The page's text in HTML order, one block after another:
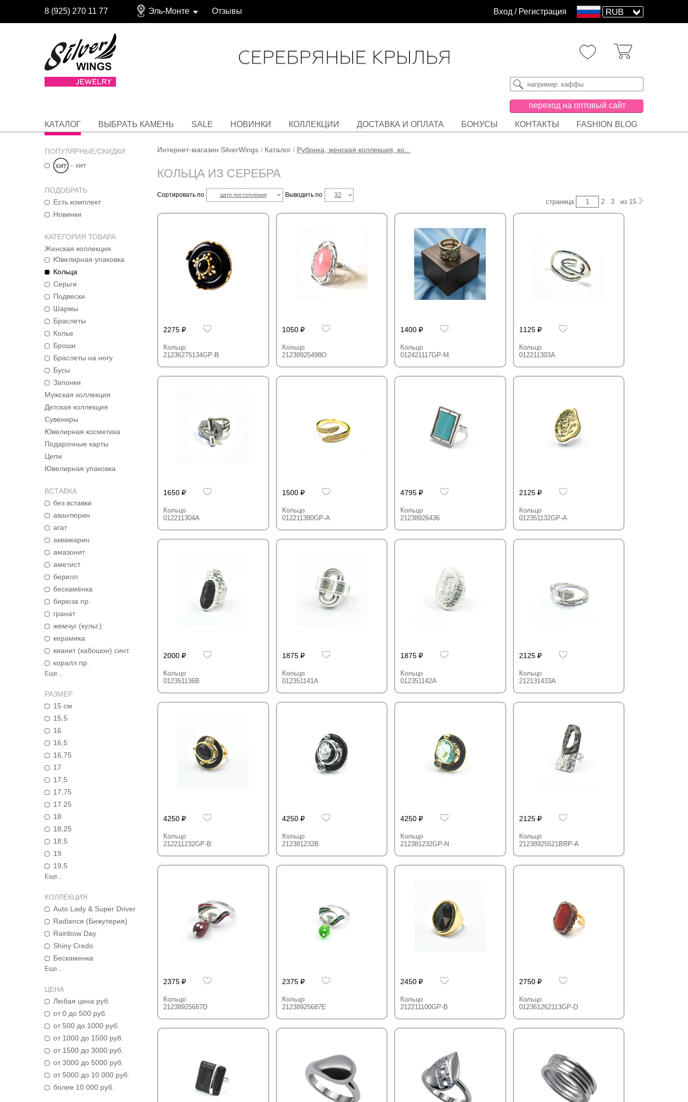
8 (925) 270 11 77 Эль-Монте Отзывы Вход / Регистрация
КАТАЛОГ ВЫБРАТЬ КАМЕНЬ SALE НОВИНКИ КОЛЛЕКЦИИ ДОСТАВКА И ОПЛАТА БОНУСЫ КОНТАКТЫ FASHION BLOG
переход на оптовый сайт
ПОПУЛЯРНЫЕ/СКИДКИ
- хит
ПОДОБРАТЬ
Есть комплект
Новинки
КАТЕГОРИЯ ТОВАРА
Женская коллекция
Ювелирная упаковка
Кольца
Серьги
Подвески
Шармы
Браслеты
Колье
Броши
Браслеты на ногу
Бусы
Запонки
Мужская коллекция
Детская коллекция
Сувениры
Ювелирная косметика
Подарочные карты
Цепи
Ювелирная упаковка
ВСТАВКА
без вставки
авантюрин
агат
аквамарин
амазонит
аметист
берилл
бескамёнка
бирюза пр.
гранат
жемчуг (культ.)
керамика
кианит (кабошон) синт.
коралл пр.
Еще...
РАЗМЕР
15 см
15,5
16
16,5
16,75
17
17,5
17,75
17.25
18
18,25
18,5
19
19,5
Еще...
КОЛЛЕКЦИЯ
Auto Lady & Super Driver
Radiance (Бижутерия)
Rainbow Day
Shiny Credo
Бескаменка
Еще...
ЦЕНА
Любая цена руб.
от 0 до 500 руб.
от 500 до 1000 руб.
от 1000 до 1500 руб.
от 1500 до 3000 руб.
от 3000 до 5000 руб.
от 5000 до 10 000 руб.
более 10 000 руб.
Интернет-магазин SilverWings / Каталог / Рубрика, женская коллекция, ко...
КОЛЬЦА ИЗ СЕРЕБРА
Сортировать по дате поступления Выводить по 32
страница 2 3 из 15
2275
Кольцо
21236275134GP-B
1050
Кольцо
21238925498O
1400
Кольцо
012421117GP-M
1125
Кольцо
012211303A
1650
Кольцо
012211304A
1500
Кольцо
012211380GP-A
4795
Кольцо
21238926436
2125
Кольцо
012351132GP-A
2000
Кольцо
012351136B
1875
Кольцо
012351141A
1875
Кольцо
012351142A
2125
Кольцо
212131433A
4250
Кольцо
212211232GP-B
4250
Кольцо
212381232B
4250
Кольцо
212381232GP-N
2125
Кольцо
21238925521BRP-A
2375
Кольцо
21238925687D
2375
Кольцо
21238925687E
2450
Кольцо
212211100GP-B
2750
Кольцо
012361262113GP-D